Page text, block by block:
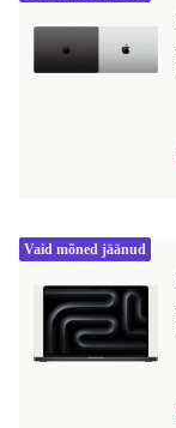
Vaid mõned jäänud